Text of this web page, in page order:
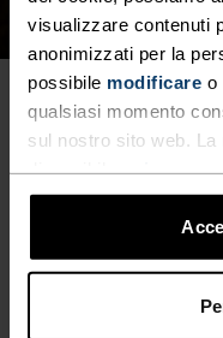
visualizzare contenuti
anonimizzati per la
possibile modificare o
qualsiasi momento
sul nostro sito web.
OVERVIEW